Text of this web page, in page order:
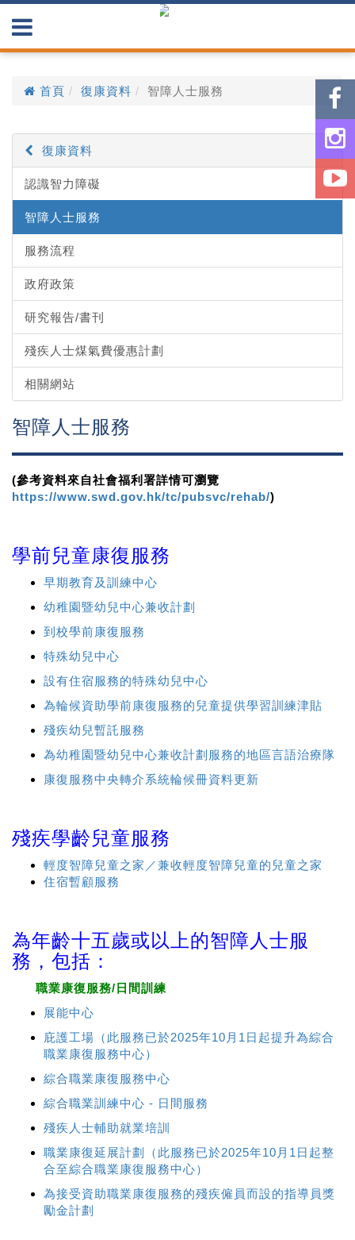
首頁 復康資料 智障人士服務
復康資料
認識智力障礙
智障人士服務
服務流程
政府政策
研究報告/書刊
殘疾人士煤氣費優惠計劃
相關網站
智障人士服務
(參考資料來自社會福利署詳情可瀏覽
https://www.swd.gov.hk/tc/pubsvc/rehab/)
學前兒童康復服務
早期教育及訓練中心
幼稚園暨幼兒中心兼收計劃
到校學前康復服務
特殊幼兒中心
設有住宿服務的特殊幼兒中心
為輪候資助學前康復服務的兒童提供學習訓練津貼
殘疾幼兒暫託服務
為幼稚園暨幼兒中心兼收計劃服務的地區言語治療隊
康復服務中央轉介系統輪候冊資料更新
殘疾學齡兒童服務
輕度智障兒童之家／兼收輕度智障兒童的兒童之家
住宿暫顧服務
為年齡十五歲或以上的智障人士服
務，包括：
職業康復服務/日 間訓練
展能中心
庇護工場（此服務已於2025年10月1日起提升為綜合
職業康復服務中心）
綜合職業康復服務中心
綜合職業訓練中心 - 日間服務
殘疾人士輔助就業培訓
職業康復延展計劃（此服務已於2025年10月1日起整
合至綜合職業康復服務中心）
為接受資助職業康復服務的殘疾僱員而設的指導員獎
勵金計劃